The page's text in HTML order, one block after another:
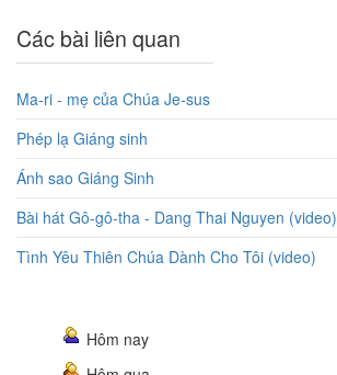
Các bài liên quan
Ma-ri - mẹ của Chúa Je-sus
Phép lạ Giáng sinh
Ánh sao Giáng Sinh
Bài hát Gô-gô-tha - Dang Thai Nguyen (video)
Tình Yêu Thiên Chúa Dành Cho Tôi (video)
Hôm nay